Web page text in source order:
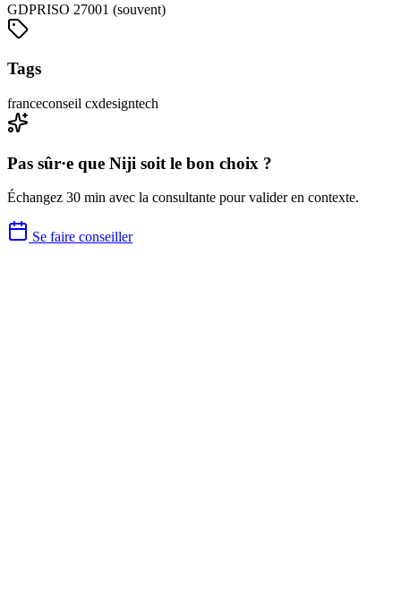
GDPRISO 27001 (souvent)
Tags
franceconseil cxdesigntech
Pas sûr·e que Niji soit le bon choix ?
Échangez 30 min avec la consultante pour valider en contexte.
Se faire conseiller